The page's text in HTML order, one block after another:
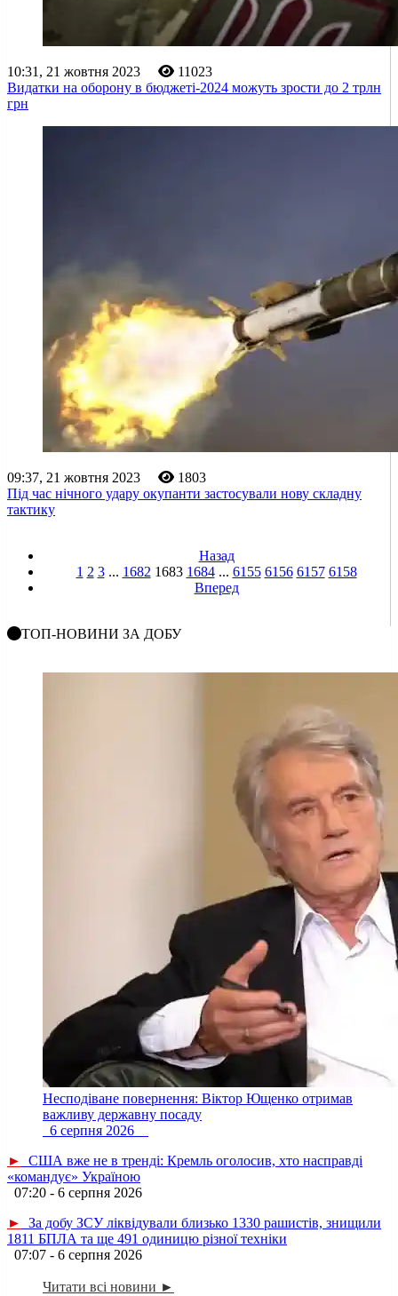
10:31, 21 жовтня 2023
11023
Видатки на оборону в бюджеті-2024 можуть зрости до 2 трлн
грн
09:37, 21 жовтня 2023
1803
Під час нічного удару окупанти застосували нову складну
тактику
Назад
1 2 3 ... 1682 1683 1684 ... 6155 6156 6157 6158
Вперед
ТОП-НОВИНИ ЗА ДОБУ
Несподіване повернення: Віктор Ющенко отримав
важливу державну посаду
6 серпня 2026
►
США вже не в тренді: Кремль оголосив, хто насправді
«командує» Україною
07:20 - 6 серпня 2026
►
За добу ЗСУ ліквідували близько 1330 рашистів, знищили
1811 БПЛА та ще 491 одиницю різної техніки
07:07 - 6 серпня 2026
Читати всі новини ►